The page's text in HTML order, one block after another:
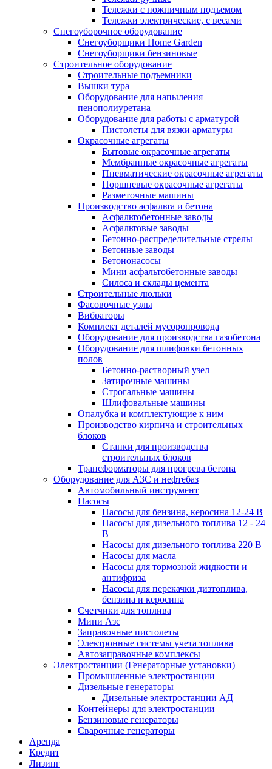
Тележки с ножничным подъемом
Тележки электрические, с весами
Снегоуборочное оборудование
Снегоуборщики Home Garden
Снегоуборщики бензиновые
Строительное оборудование
Cтроительные подъемники
Вышки тура
Оборудование для напыления
пенополиуретана
Оборудование для работы с арматурой
Пистолеты для вязки арматуры
Окрасочные агрегаты
Бытовые окрасочные агрегаты
Мембранные окрасочные агрегаты
Пневматические окрасочные агрегаты
Поршневые окрасочные агрегаты
Разметочные машины
Производство асфальта и бетона
Асфальтобетонные заводы
Асфальтовые заводы
Бетонно-распределительные стрелы
Бетонные заводы
Бетононасосы
Мини асфальтобетонные заводы
Силоса и склады цемента
Строительные люльки
Фасовочные узлы
Вибраторы
Комплект деталей мусоропровода
Оборудование для производства газобетона
Оборудование для шлифовки бетонных
полов
Бетонно-растворный узел
Затирочные машины
Строгальные машины
Шлифовальные машины
Опалубка и комплектующие к ним
Производство кирпича и строительных
блоков
Cтанки для производства
строительных блоков
Трансформаторы для прогрева бетона
Оборудование для АЗС и нефтебаз
Автомобильный инструмент
Насосы
Насосы для бензина, керосина 12-24 В
Насосы для дизельного топлива 12 - 24
В
Насосы для дизельного топлива 220 В
Насосы для масла
Насосы для тормозной жидкости и
антифриза
Насосы для перекачки дизтоплива,
бензина и керосина
Счетчики для топлива
Мини Азс
Заправочные пистолеты
Электронные системы учета топлива
Автозаправочные комплексы
Электростанции (Генераторные установки)
Промышленные электростанции
Дизельные генераторы
Дизельные электростанции АД
Контейнеры для электростанции
Бензиновые генераторы
Сварочные генераторы
Аренда
Кредит
Лизинг